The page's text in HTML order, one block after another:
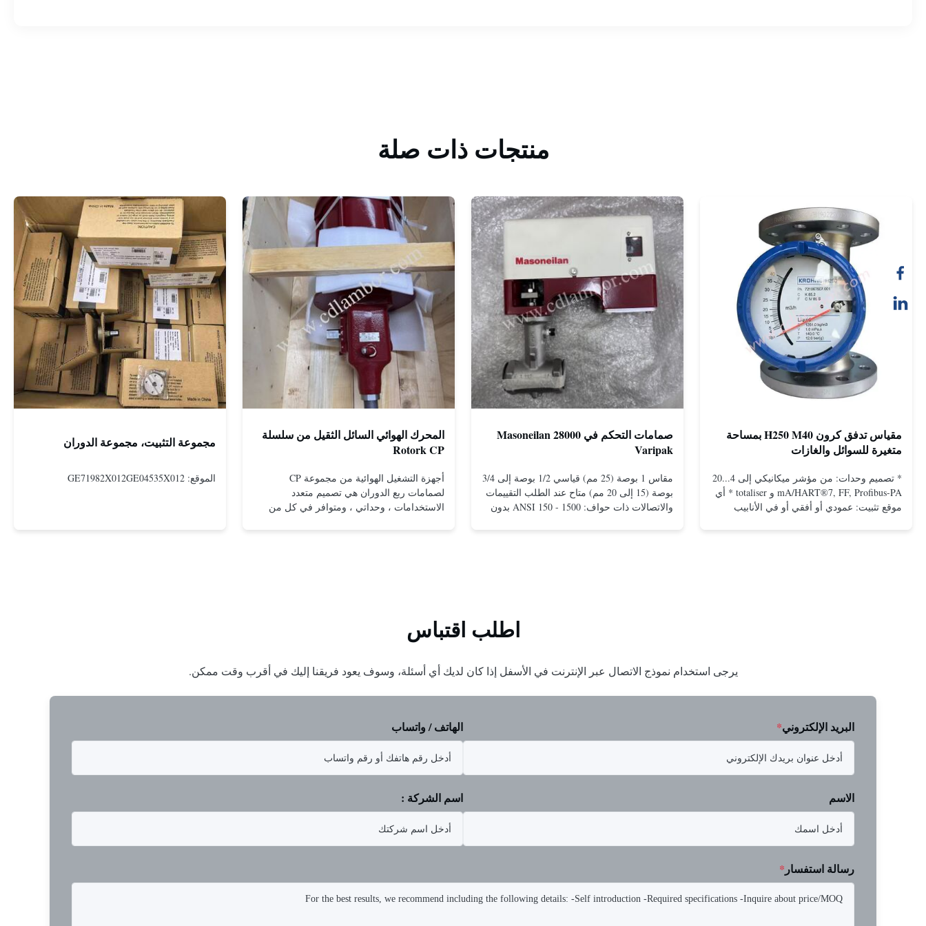
منتجات ذات صلة
مقياس تدفق كرون H250 M40 بمساحة
متغيرة للسوائل والغازات
* تصميم وحدات: من مؤشر ميكانيكي إلى 4...20
mA/HART®7, FF, Profibus-PA و totaliser * أي
موقع تثبيت: عمودي أو أفقي أو في الأنابيب
صمامات التحكم في Masoneilan 28000
Varipak
مقاس 1 بوصة (25 مم) قياسي 1/2 بوصة إلى 3/4
بوصة (15 إلى 20 مم) متاح عند الطلب التقييمات
والاتصالات ذات حواف: ANSI 150 - 1500 بدون
المحرك الهوائي السائل الثقيل من سلسلة
Rotork CP
أجهزة التشغيل الهوائية من مجموعة CP
لصمامات ربع الدوران هي تصميم متعدد
الاستخدامات ، وحداتي ، ومتوافر في كل من
مجموعة التثبيت، مجموعة الدوران
الموقع: GE71982X012GE04535X012
اطلب اقتباس
يرجى استخدام نموذج الاتصال عبر الإنترنت في الأسفل إذا كان لديك أي أسئلة، وسوف يعود فريقنا إليك في أقرب وقت ممكن.
البريد الإلكتروني* الهاتف / واتساب
الاسم اسم الشركة :
رسالة استفسار *